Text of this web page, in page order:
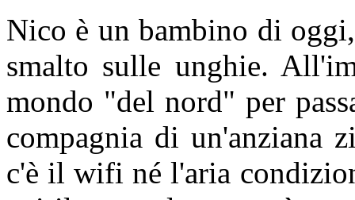
Nico è un bambino di
smalto sulle unghie.
mondo "del nord" per
compagnia di un'anziana
c'è il wifi né l'aria